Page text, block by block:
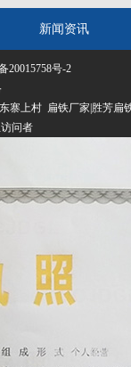
新闻资讯
20015758号-2
寨上村 扁铁厂家|胜芳扁
问者